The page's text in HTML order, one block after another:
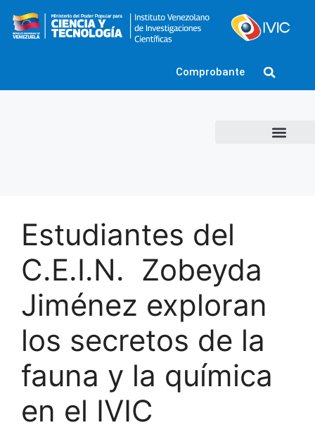
Comprobante
Estudiantes del
C.E.I.N. Zobeyda
Jiménez exploran
los secretos de la
fauna y la química
en el IVIC